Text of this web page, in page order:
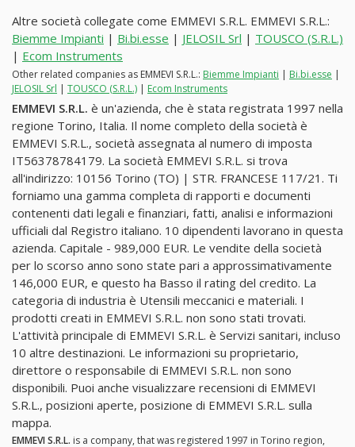
Altre società collegate come EMMEVI S.R.L. EMMEVI S.R.L.:
Biemme Impianti | Bi.bi.esse | JELOSIL Srl | TOUSCO (S.R.L.)
| Ecom Instruments
Other related companies as EMMEVI S.R.L.: Biemme Impianti | Bi.bi.esse |
JELOSIL Srl | TOUSCO (S.R.L.) | Ecom Instruments
EMMEVI S.R.L. è un'azienda, che è stata registrata 1997 nella
regione Torino, Italia. Il nome completo della società è
EMMEVI S.R.L., società assegnata al numero di imposta
IT56378784179. La società EMMEVI S.R.L. si trova
all'indirizzo: 10156 Torino (TO) | STR. FRANCESE 117/21. Ti
forniamo una gamma completa di rapporti e documenti
contenenti dati legali e finanziari, fatti, analisi e informazioni
ufficiali dal Registro italiano. 10 dipendenti lavorano in questa
azienda. Capitale - 989,000 EUR. Le vendite della società
per lo scorso anno sono state pari a approssimativamente
146,000 EUR, e questo ha Basso il rating del credito. La
categoria di industria è Utensili meccanici e materiali. I
prodotti creati in EMMEVI S.R.L. non sono stati trovati.
L'attività principale di EMMEVI S.R.L. è Servizi sanitari, incluso
10 altre destinazioni. Le informazioni su proprietario,
direttore o responsabile di EMMEVI S.R.L. non sono
disponibili. Puoi anche visualizzare recensioni di EMMEVI
S.R.L., posizioni aperte, posizione di EMMEVI S.R.L. sulla
mappa.
EMMEVI S.R.L. is a company, that was registered 1997 in Torino region,